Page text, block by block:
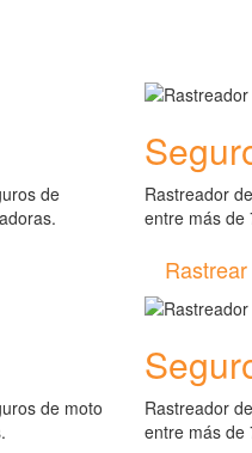
de
Rastreador
entre más de
de moto
Rastreador
entre más de